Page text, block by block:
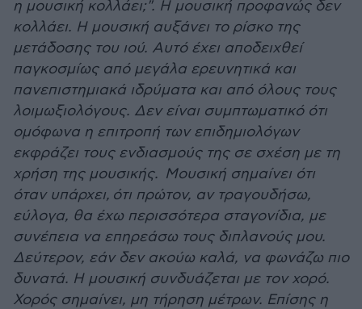
η μουσική κολλάει;". Η μουσική προφανώς δεν
κολλάει. Η μουσική αυξάνει το ρίσκο της
μετάδοσης του ιού. Αυτό έχει αποδειχθεί
παγκοσμίως από μεγάλα ερευνητικά και
πανεπιστημιακά ιδρύματα και από όλους τους
λοιμωξιολόγους. Δεν είναι συμπτωματικό ότι
ομόφωνα η επιτροπή των επιδημιολόγων
εκφράζει τους ενδιασμούς της σε σχέση με τη
χρήση της μουσικής. Μουσική σημαίνει ότι
όταν υπάρχει, ότι πρώτον, αν τραγουδήσω,
εύλογα, θα έχω περισσότερα σταγονίδια, με
συνέπεια να επηρεάσω τους διπλανούς μου.
Δεύτερον, εάν δεν ακούω καλά, να φωνάζω πιο
δυνατά. Η μουσική συνδυάζεται με τον χορό.
Χορός σημαίνει, μη τήρηση μέτρων. Επίσης η